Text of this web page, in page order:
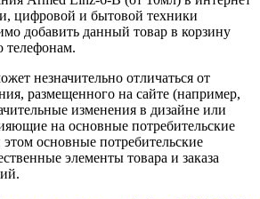
цифровой и бытовой техники
добавить данный товар в корзину
телефонам.
незначительно отличаться от
размещенного на сайте (например,
изменения в дизайне или
на основные потребительские
этом основные потребительские
элементы товара и заказа